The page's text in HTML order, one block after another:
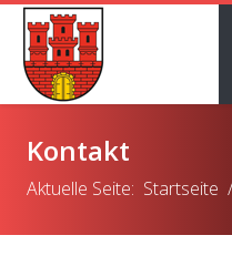
Kontakt
Aktuelle Seite: Startseite